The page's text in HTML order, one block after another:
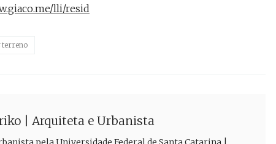
lli/resid
terreno
| Arquiteta e Urbanista